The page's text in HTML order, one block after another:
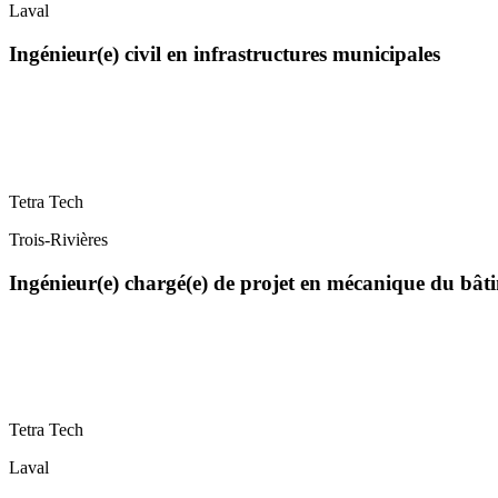
Laval
Ingénieur(e) civil en infrastructures municipales
Tetra Tech
Trois-Rivières
Ingénieur(e) chargé(e) de projet en mécanique du
Tetra Tech
Laval